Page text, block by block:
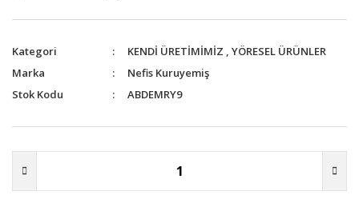
Kategori KENDİ ÜRETİMİMİZ ,YÖRESEL ÜRÜNLER
Marka
Nefis Kuruyemiş
Stok Kodu
ABDEMRY9